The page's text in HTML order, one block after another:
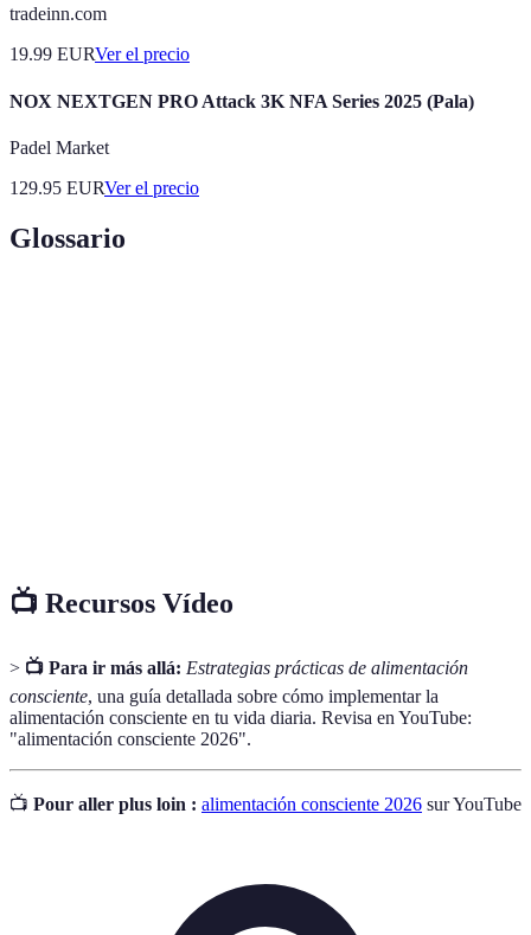
tradeinn.com
19.99 EURVer el precio
NOX NEXTGEN PRO Attack 3K NFA Series 2025 (Pala)
Padel Market
129.95 EURVer el precio
Glossario
📺 Recursos Vídeo
> 📺 Para ir más allá: Estrategias prácticas de alimentación
consciente, una guía detallada sobre cómo implementar la
alimentación consciente en tu vida diaria. Revisa en YouTube:
"alimentación consciente 2026".
📺 Pour aller plus loin : alimentación consciente 2026 sur YouTube